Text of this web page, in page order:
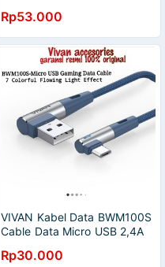
Rp53.000
VIVAN Kabel Data BWM100S
Cable Data Micro USB 2,4A
Original Resmi
Rp30.000